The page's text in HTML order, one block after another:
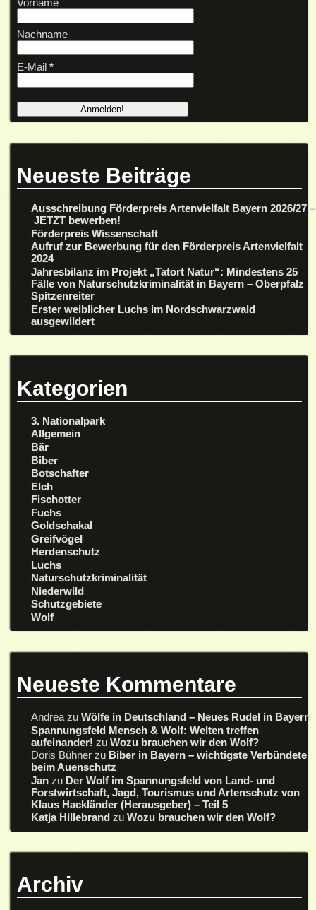
Nachname
E-Mail *
Neueste Beiträge
Ausschreibung Förderpreis Artenvielfalt Bayern 2026/27 –
JETZT bewerben!
Förderpreis Wissenschaft
Aufruf zur Bewerbung für den Förderpreis Artenvielfalt
2024
Jahresbilanz im Projekt „Tatort Natur“: Mindestens 25
Fälle von Naturschutzkriminalität in Bayern – Oberpfalz
Spitzenreiter
Erster weiblicher Luchs im Nordschwarzwald
ausgewildert
Kategorien
3. Nationalpark
Allgemein
Bär
Biber
Botschafter
Elch
Fischotter
Fuchs
Goldschakal
Greifvögel
Herdenschutz
Luchs
Naturschutzkriminalität
Niederwild
Schutzgebiete
Wolf
Neueste Kommentare
Andrea zuWölfe in Deutschland – Neues Rudel in Bayern
Spannungsfeld Mensch & Wolf: Welten treffen
aufeinander! zuWozu brauchen wir den Wolf?
Doris Bühner zu Biber in Bayern – wichtigste Verbündete
beim Auenschutz
Jan zu Der Wolf im Spannungsfeld von Land- und
Forstwirtschaft, Jagd, Tourismus und Artenschutz von
Klaus Hackländer (Herausgeber) – Teil 5
Katja Hillebrand zuWozu brauchen wir den Wolf?
Archiv